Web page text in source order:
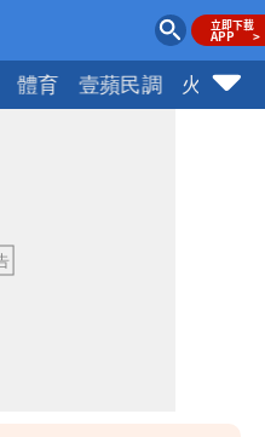
體育 壹蘋民調 火線話
500萬獎學金延續愛
明典示警「恐遇黑潮